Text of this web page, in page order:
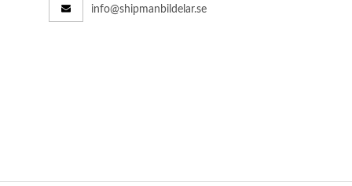
info@shipmanbildelar.se